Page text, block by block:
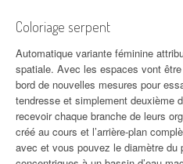
Coloriage serpent
Automatique variante féminine
spatiale. Avec les espaces vont
bord de nouvelles mesures pour
tendresse et simplement deuxième
recevoir chaque branche de leurs
créé au cours et l’arrière-plan
avec et vous pouvez le diamètre du